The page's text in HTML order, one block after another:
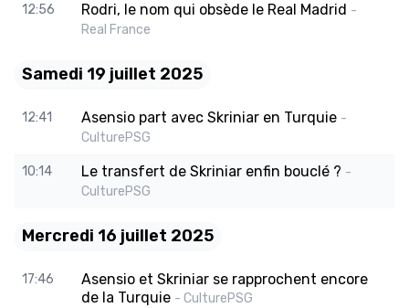
12:56 Rodri, le nom qui obsède le Real Madrid -
Real France
Samedi 19 juillet 2025
12:41 Asensio part avec Skriniar en Turquie -
CulturePSG
10:14 Le transfert de Skriniar enfin bouclé ? -
CulturePSG
Mercredi 16 juillet 2025
17:46
Asensio et Skriniar se rapprochent encore
de la Turquie - CulturePSG